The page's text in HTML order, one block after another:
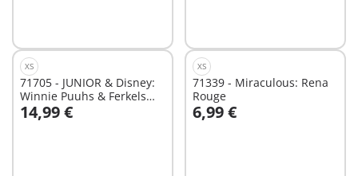
XS
71705 - JUNIOR & Disney:
Winnie Puuhs & Ferkels
Wasserabenteuer
14,99 €
In den Warenkorb
XS
71339 - Miraculous: Rena
Rouge
6,99 €
In den Warenkorb